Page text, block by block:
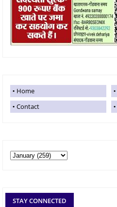
Home
Contact
STAY CONNECTED